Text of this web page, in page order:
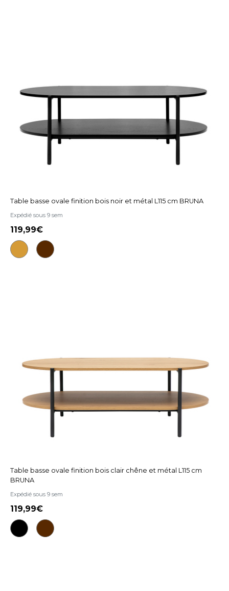
Table basse ovale finition bois noir et métal L115 cm BRUNA
Expédié sous 9 sem
119,99
Table basse ovale finition bois clair chêne et métal L115 cm
BRUNA
Expédié sous 9 sem
119,99